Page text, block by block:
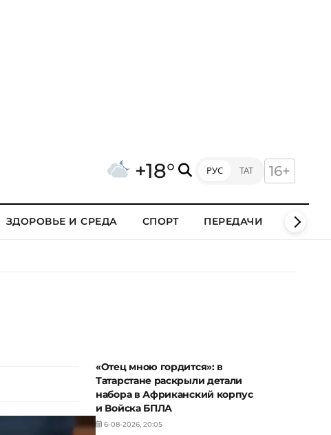
+18° РУС ТАТ 16+
ЗДОРОВЬЕ И СРЕДА СПОРТ ПЕРЕДАЧИ КЛИПЫ
«Отец мною гордится»: в
Татарстане раскрыли детали
набора в Африканский корпус
и Войска БПЛА
6-08-2026, 20:05